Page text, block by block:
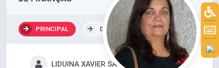
PRINCIPAL DEPARTAMENTOS
LIDUINA XAVIER SANDES MOTA